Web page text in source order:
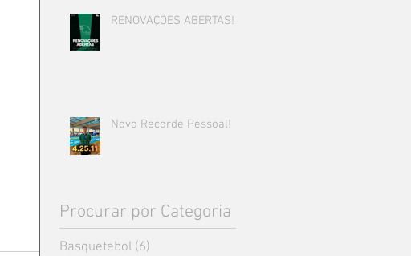
RENOVAÇÕES ABERTAS!
Novo Recorde Pessoal!
Procurar por Categoria
Basquetebol (6)